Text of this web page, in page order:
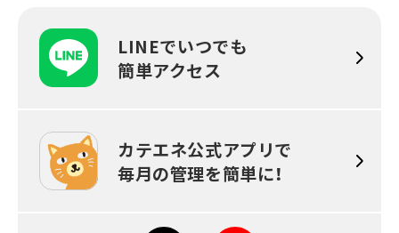
LINEでいつでも
簡単アクセス
カテエネ公式アプリで
毎月の管理を簡単に！